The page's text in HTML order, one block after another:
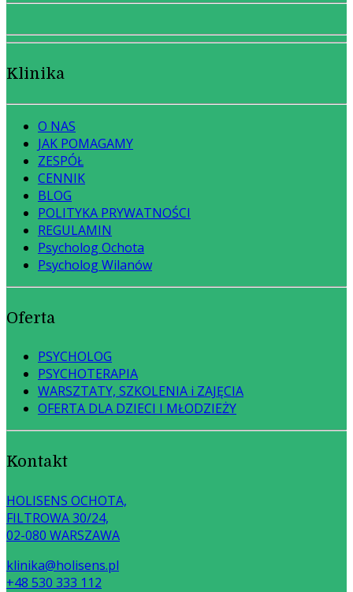
Klinika
O NAS
JAK POMAGAMY
ZESPÓŁ
CENNIK
BLOG
POLITYKA PRYWATNOŚCI
REGULAMIN
Psycholog Ochota
Psycholog Wilanów
Oferta
PSYCHOLOG
PSYCHOTERAPIA
WARSZTATY, SZKOLENIA i ZAJĘCIA
OFERTA DLA DZIECI I MŁODZIEŻY
Kontakt
HOLISENS OCHOTA,
FILTROWA 30/24,
02-080 WARSZAWA
klinika@holisens.pl
+48 530 333 112